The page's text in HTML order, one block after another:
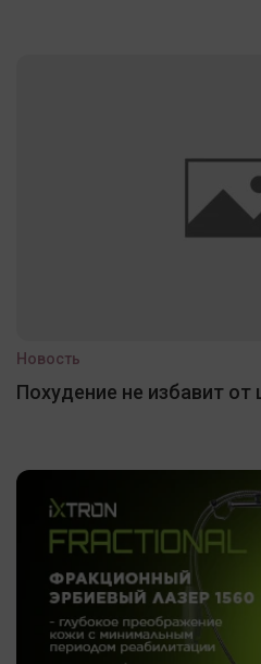
Новость
Похудение не избавит